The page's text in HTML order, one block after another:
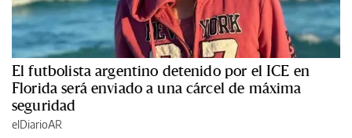
El futbolista argentino detenido por el ICE en
Florida será enviado a una cárcel de máxima
seguridad
elDiarioAR